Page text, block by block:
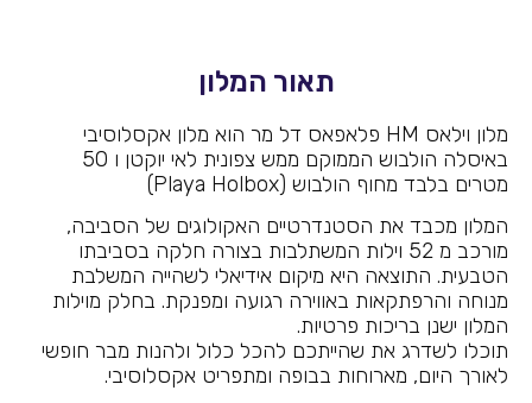
תאור המלון
מלון וילאס HM פלאפאס דל מר הוא מלון אקסלוסיבי
באיסלה הולבוש הממוקם ממש צפונית לאי יוקטן ו 50
מטרים בלבד מחוף הולבוש (Playa Holbox)
המלון מכבד את הסטנדרטיים האקולוגים של הסביבה,
מורכב מ 52 וילות המשתלבות בצורה חלקה בסביבתו
הטבעית. התוצאה היא מיקום אידיאלי לשהייה המשלבת
מנוחה והרפתקאות באווירה רגועה ומפנקת. בחלק מוילות
המלון ישנן בריכות פרטיות.
תוכלו לשדרג את שהייתכם להכל כלול ולהנות מבר חופשי
לאורך היום, מארוחות בבופה ומתפריט אקסלוסיבי.